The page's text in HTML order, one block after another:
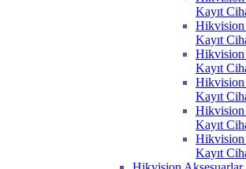
Kayıt
Kayıt
Kayıt
Kayıt
Kayıt
Kayıt